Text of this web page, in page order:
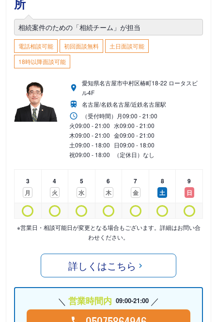
所
相続案件のための「相続チーム」が担当
電話相談可能 初回面談無料
土日面談可能
18時以降面談可能
愛知県名古屋市中村区椿町18-22 ロータスビ
ル4F
名古屋/名鉄名古屋/近鉄名古屋駅
（受付時間） 月09:00 - 21:00
火09:00 - 21:00 水09:00 - 21:00
木09:00 - 21:00 金09:00 - 21:00
土09:00 - 18:00 日09:00 - 18:00
祝09:00 - 18:00 （定休日）なし
3
月
4
火
5
水
6
木
7
金
8
土
9
日
※営業日・相談可能日が変更となる場合もございます。詳細はお問い合
わせください。
詳しくはこちら
営業時間内 09:00-21:00